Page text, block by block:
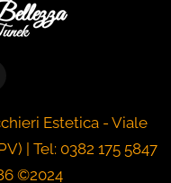
Estetica - Viale
| Tel: 0382 175 5847
©2024